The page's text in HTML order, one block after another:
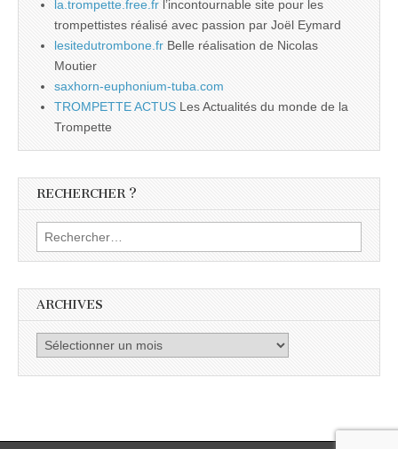
la.trompette.free.fr l’incontournable site pour les
trompettistes réalisé avec passion par Joël Eymard
lesitedutrombone.fr Belle réalisation de Nicolas
Moutier
saxhorn-euphonium-tuba.com
TROMPETTE ACTUS Les Actualités du monde de la
Trompette
RECHERCHER ?
Rechercher :
ARCHIVES
Archives